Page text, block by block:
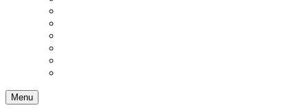
Menu